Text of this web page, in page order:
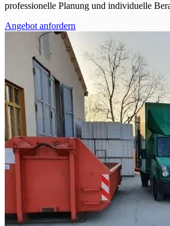
professionelle Planung und individuelle
Angebot anfordern